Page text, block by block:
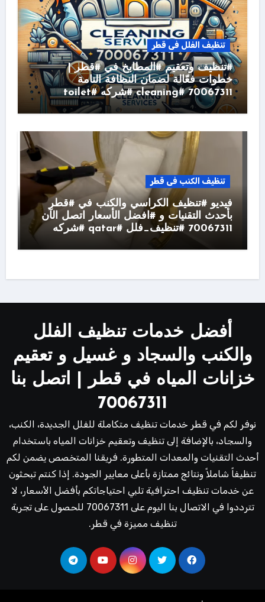
تنظيف الفلل فى قطر
#تنظيف وتعقيم #المطابخ في #قطر |
خطوات فعّالة لضمان النظافة التامة
70067311 #cleaning #شركه #toilet
تنظيف الكنب فى قطر
فيديو #تنظيف الكراسي والكنب في #قطر
بأحدث التقنيات و #افضل الأسعار اتصل الآن
70067311 #تنظيف_فلل #qatar #شركه
أفضل خدمات تنظيف الفلل
والكنب والسجاد و غسيل و تعقيم
خزانات المياه في قطر | اتصل بنا
70067311
نوفر لكم في قطر خدمات تنظيف متكاملة للفلل الجديدة، الكنب،
والسجاد، بالإضافة إلى تنظيف وتعقيم خزانات المياه باستخدام
أحدث التقنيات والمعدات المتطورة. فريقنا المتخصص يضمن لكم
تنظيفاً شاملاً ونتائج ممتازة بأعلى معايير الجودة. إذا كنتم تبحثون
عن خدمات تنظيف احترافية تلبي احتياجاتكم بأفضل الأسعار، لا
تترددوا في الاتصال بنا اليوم على 70067311 للحصول على تجربة
تنظيف مميزة في قطر.